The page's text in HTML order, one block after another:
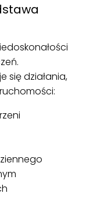
się działania,